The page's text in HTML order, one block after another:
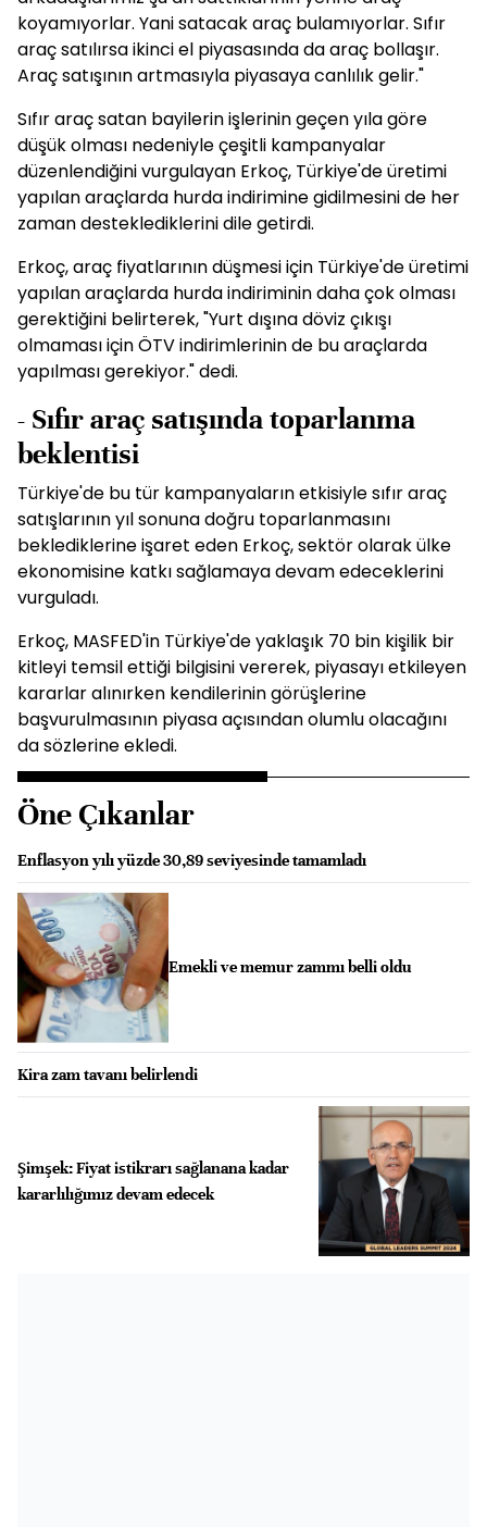
koyamıyorlar. Yani satacak araç bulamıyorlar. Sıfır
araç satılırsa ikinci el piyasasında da araç bollaşır.
Araç satışının artmasıyla piyasaya canlılık gelir."
Sıfır araç satan bayilerin işlerinin geçen yıla göre
düşük olması nedeniyle çeşitli kampanyalar
düzenlendiğini vurgulayan Erkoç, Türkiye'de üretimi
yapılan araçlarda hurda indirimine gidilmesini de her
zaman desteklediklerini dile getirdi.
Erkoç, araç fiyatlarının düşmesi için Türkiye'de üretimi
yapılan araçlarda hurda indiriminin daha çok olması
gerektiğini belirterek, "Yurt dışına döviz çıkışı
olmaması için ÖTV indirimlerinin de bu araçlarda
yapılması gerekiyor." dedi.
- Sıfır araç satışında toparlanma
beklentisi
Türkiye'de bu tür kampanyaların etkisiyle sıfır araç
satışlarının yıl sonuna doğru toparlanmasını
beklediklerine işaret eden Erkoç, sektör olarak ülke
ekonomisine katkı sağlamaya devam edeceklerini
vurguladı.
Erkoç, MASFED'in Türkiye'de yaklaşık 70 bin kişilik bir
kitleyi temsil ettiği bilgisini vererek, piyasayı etkileyen
kararlar alınırken kendilerinin görüşlerine
başvurulmasının piyasa açısından olumlu olacağını
da sözlerine ekledi.
Öne Çıkanlar
Enflasyon yılı yüzde 30,89 seviyesinde tamamladı
Emekli ve memur zammı belli oldu
Kira zam tavanı belirlendi
Şimşek: Fiyat istikrarı sağlanana kadar
kararlılığımız devam edecek